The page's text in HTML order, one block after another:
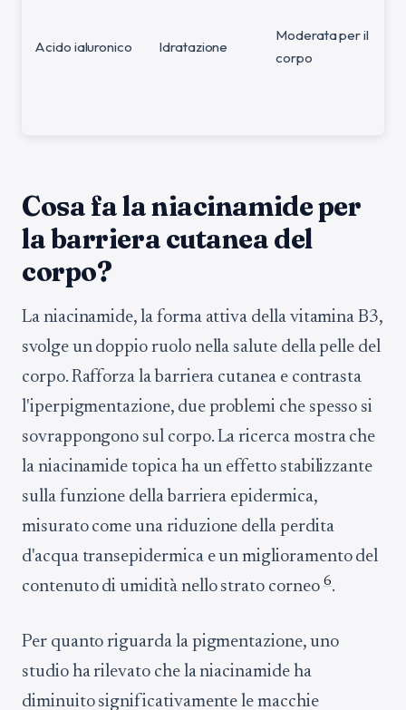
Acido ialuronico Idratazione
Moderata per il
corpo
Cosa fa la niacinamide per
la barriera cutanea del
corpo?
La niacinamide, la forma attiva della vitamina B3,
svolge un doppio ruolo nella salute della pelle del
corpo. Rafforza la barriera cutanea e contrasta
l'iperpigmentazione, due problemi che spesso si
sovrappongono sul corpo. La ricerca mostra che
la niacinamide topica ha un effetto stabilizzante
sulla funzione della barriera epidermica,
misurato come una riduzione della perdita
d'acqua transepidermica e un miglioramento del
contenuto di umidità nello strato corneo 6.
Per quanto riguarda la pigmentazione, uno
studio ha rilevato che la niacinamide ha
diminuito significativamente le macchie